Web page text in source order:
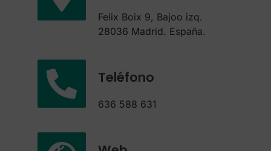
Felix Boix 9, Bajoo izq.
28036 Madrid. España.
Teléfono
636 588 631